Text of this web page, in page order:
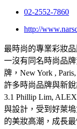
02-2552-7860
http://
最時尚的專業彩妝
一沒有同名時尚品
牌，New York ,
許多時尚品牌與新
3.1 Phillip Lim,
與設計，受到好萊
的美妝高潮，成長